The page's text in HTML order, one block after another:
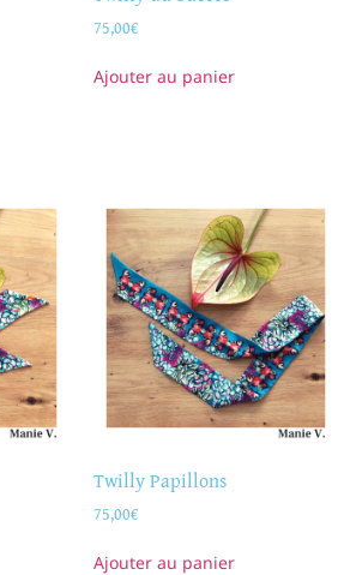
75,00€
Ajouter au panier
Twilly Papillons
75,00€
Ajouter au panier